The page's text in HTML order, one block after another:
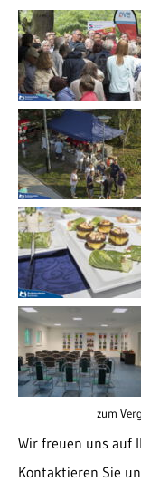
zum
Wir freuen uns auf
Kontaktieren Sie